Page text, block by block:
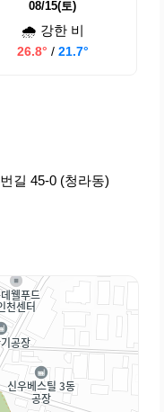
08/15(토)
🌧️ 강한 비
26.8° / 21.7°
길 45-0 (청라동)